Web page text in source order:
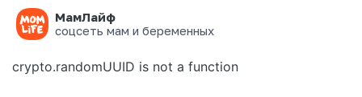
МамЛайф
соцсеть мам и беременных
Ошибка на странице
crypto.randomUUID is not a function